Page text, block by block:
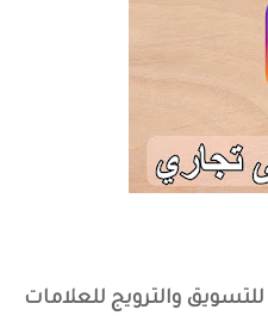
والترويج للعلامات